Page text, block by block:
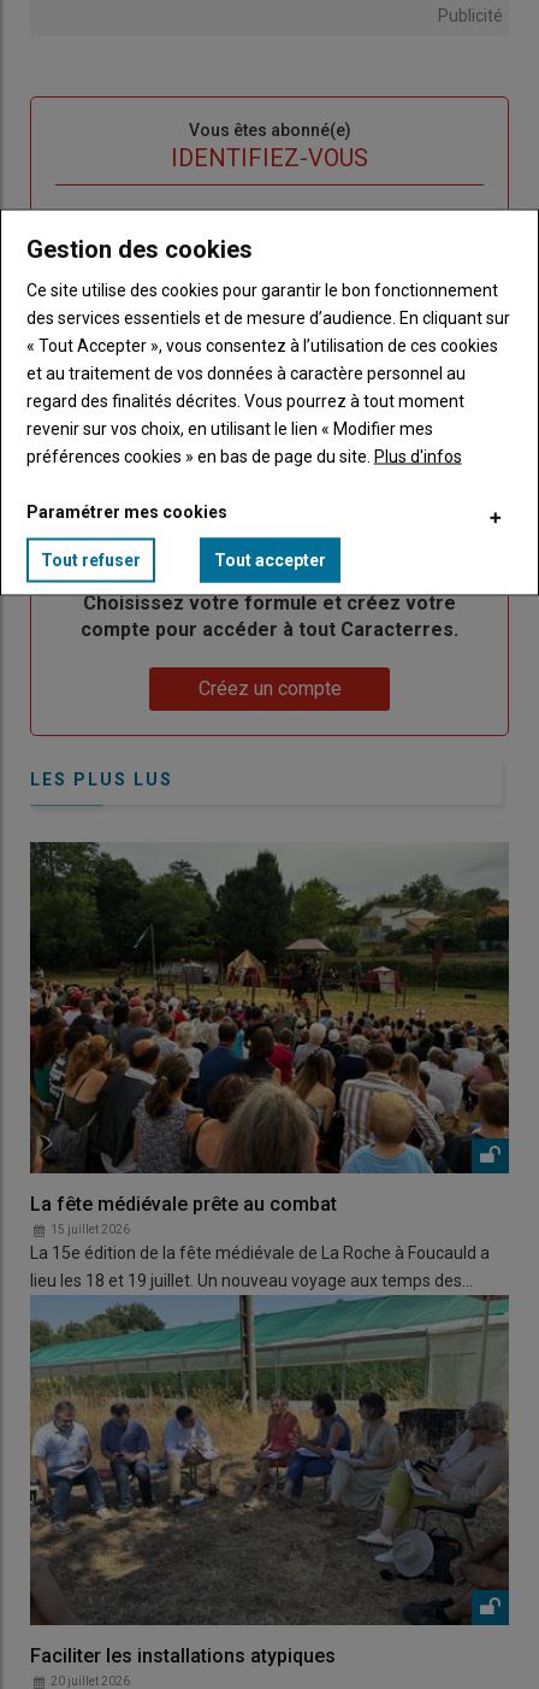
Publicité
Vous êtes abonné(e)
IDENTIFIEZ-VOUS
de votre abonnement
Lien
"Créer
un
nouveau
compte"
Créer un nouveau compte
Lien
"Réinitialiser
votre
mot
de
passe"
Réinitialiser votre mot de passe
Lien
"Je
me
connecte"
Je me connecte
Sous-
Vous n'êtes pas abonné(e)
TITRE CRÉEZ UN COMPTE
BodyChoisissez votre formule et créez votre
compte pour accéder à tout Caracterres.
Créez un compte
LES PLUS LUS
La fête médiévale prête au combat
15 juillet 2026
La 15e édition de la fête médiévale de La Roche à Foucauld a
lieu les 18 et 19 juillet. Un nouveau voyage aux temps des…
Faciliter les installations atypiques
20 juillet 2026
Gestion des cookies
Ce site utilise des cookies pour garantir le bon fonctionnement
des services essentiels et de mesure d’audience. En cliquant sur
« Tout Accepter », vous consentez à l’utilisation de ces cookies
et au traitement de vos données à caractère personnel au
regard des finalités décrites. Vous pourrez à tout moment
revenir sur vos choix, en utilisant le lien « Modifier mes
préférences cookies » en bas de page du site. Plus d'infos
Paramétrer mes cookies
Tout refuser Tout accepter